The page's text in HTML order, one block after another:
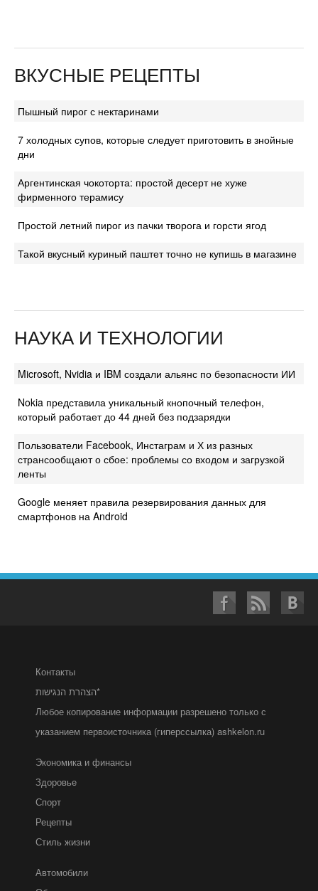
ВКУСНЫЕ РЕЦЕПТЫ
Пышный пирог с нектаринами
7 холодных супов, которые следует приготовить в знойные
дни
Аргентинская чокоторта: простой десерт не хуже
фирменного терамису
Простой летний пирог из пачки творога и горсти ягод
Такой вкусный куриный паштет точно не купишь в магазине
НАУКА И ТЕХНОЛОГИИ
Microsoft, Nvidia и IBM создали альянс по безопасности ИИ
Nokia представила уникальный кнопочный телефон,
который работает до 44 дней без подзарядки
Пользователи Facebook, Инстаграм и Х из разных
странсообщают о сбое: проблемы со входом и загрузкой
ленты
Google меняет правила резервирования данных для
смартфонов на Android
Контакты
הצהרת הנגישות*
Любое копирование информации разрешено только с
указанием первоисточника (гиперссылка) ashkelon.ru
Экономика и финансы
Здоровье
Спорт
Рецепты
Стиль жизни
Автомобили